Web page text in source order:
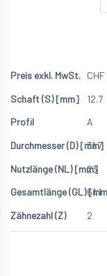
CHF
12.7
A
31.7
23
61.1
2